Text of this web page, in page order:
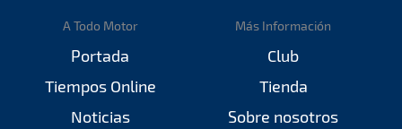
A Todo Motor
Portada
Tiempos Online
Noticias
Más Información
Club
Tienda
Sobre nosotros